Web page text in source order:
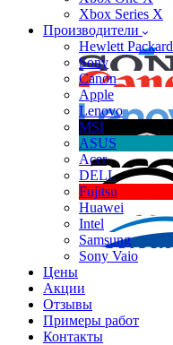
Xbox Series X
Производители
Hewlett Packard
Sony
Canon
Apple
Lenovo
MSI
ASUS
Acer
DELL
Fujitsu
Huawei
Intel
Samsung
Sony Vaio
Цены
Акции
Отзывы
Примеры работ
Контакты